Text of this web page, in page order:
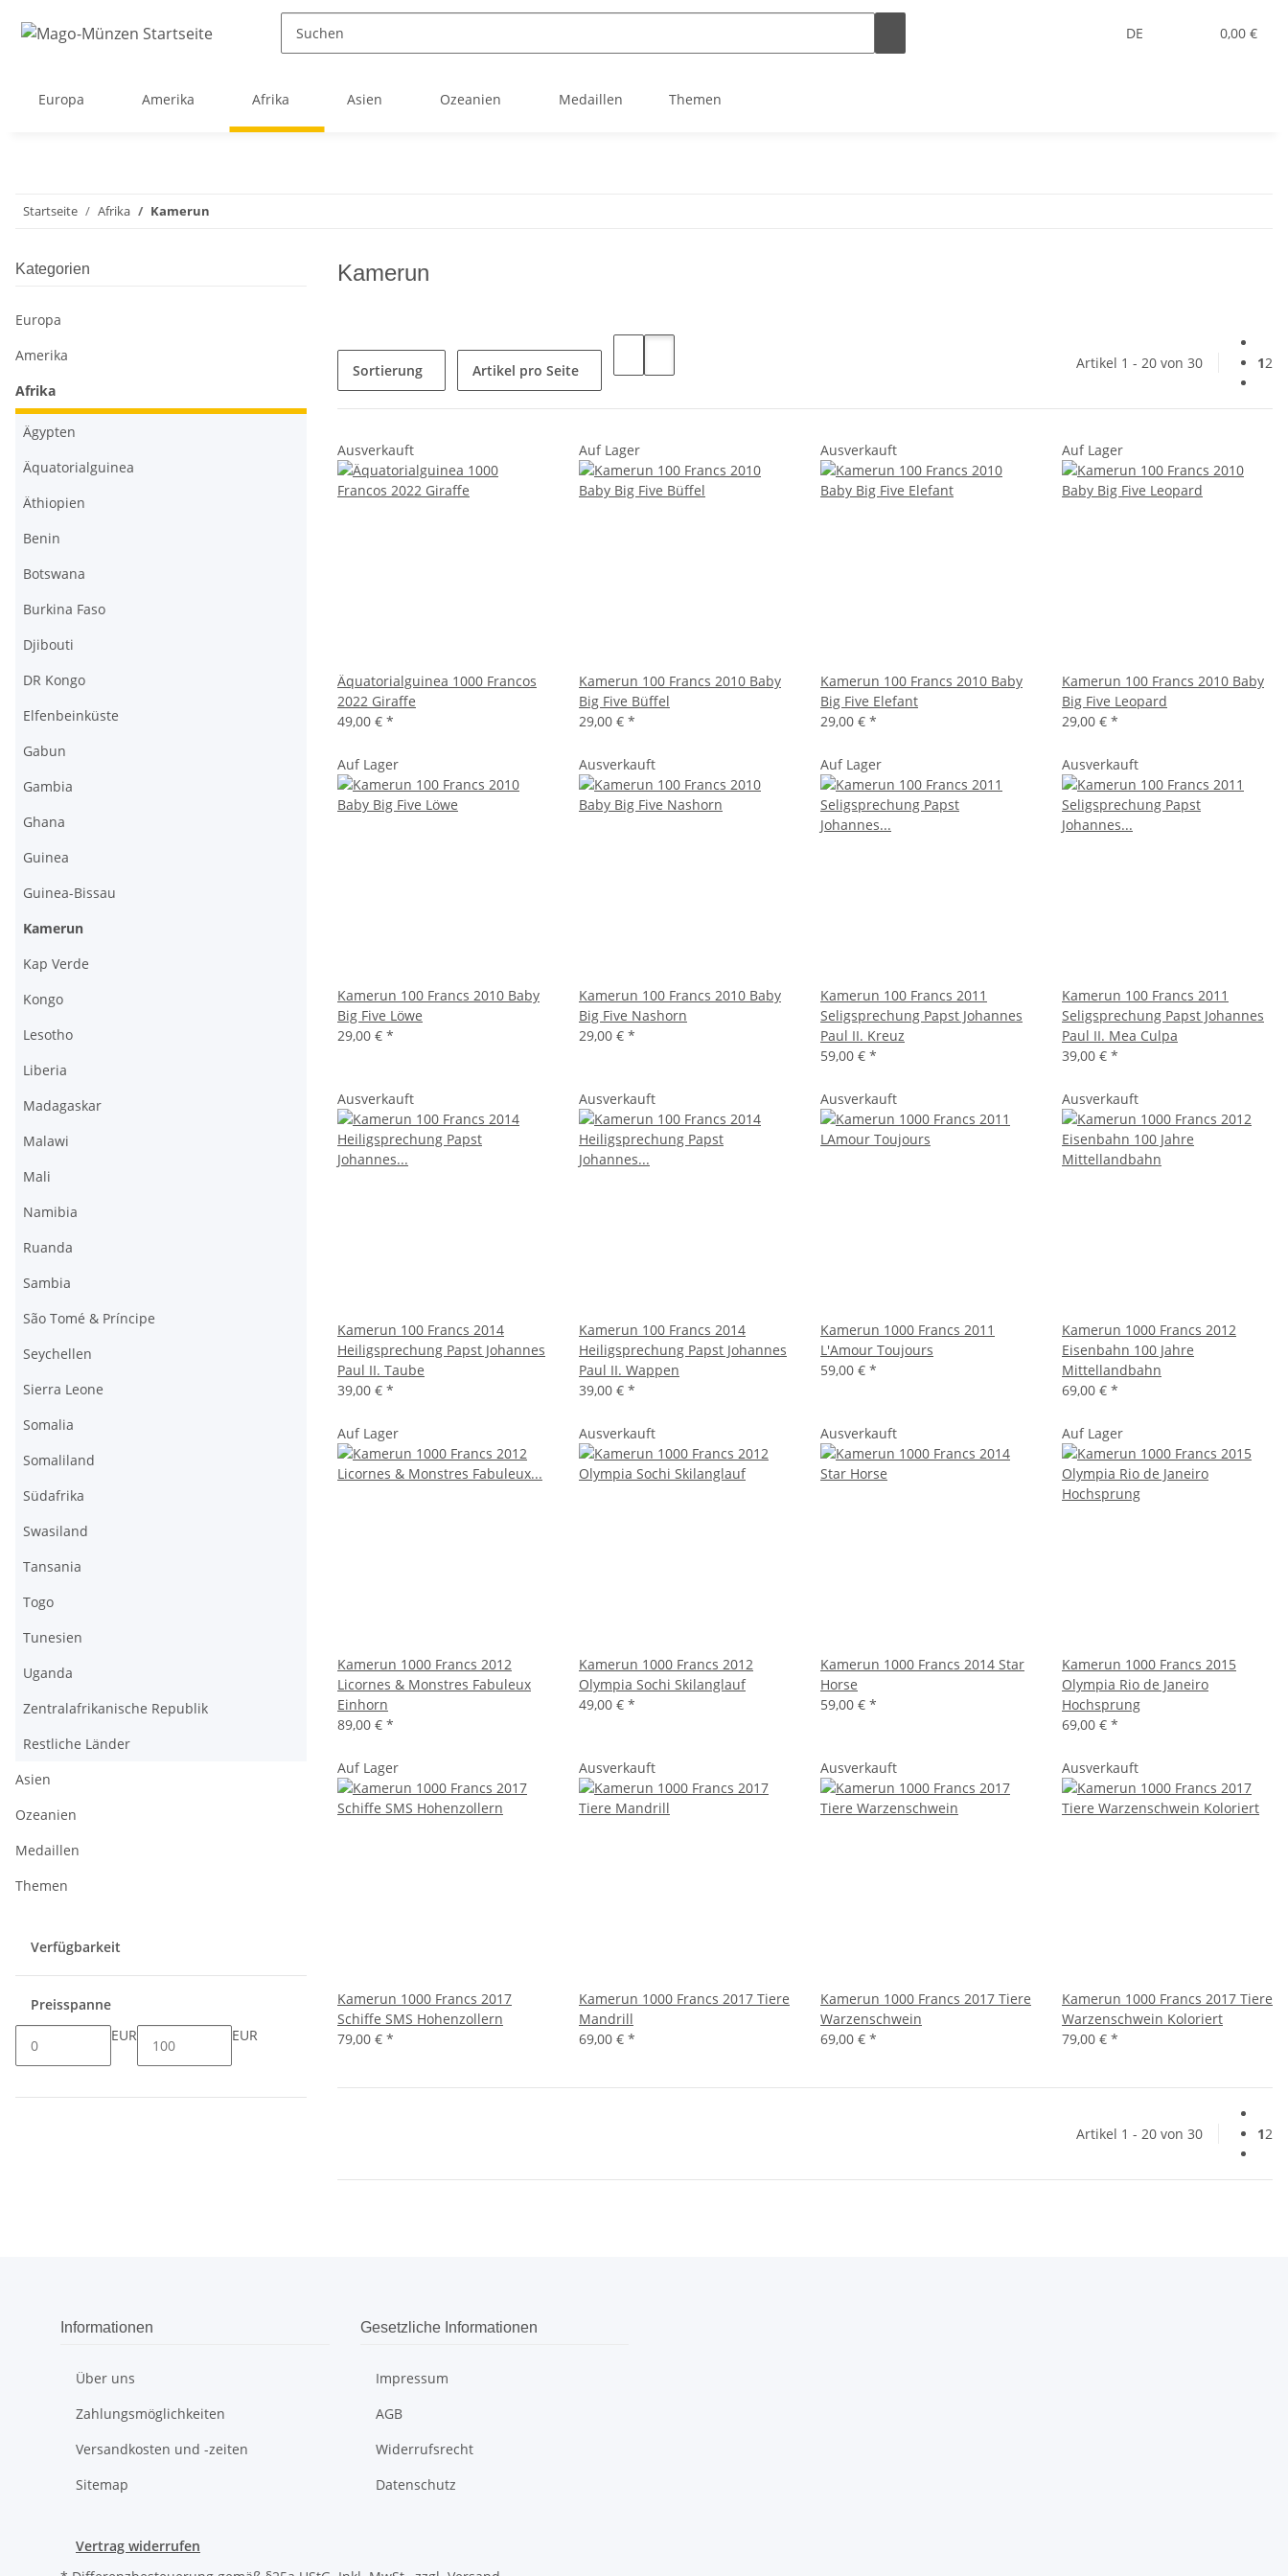
DE 0,00 €
Europa Amerika Afrika Asien Ozeanien Medaillen Themen
Startseite Afrika Kamerun
Kamerun
Sortierung Artikel pro Seite Artikel 1 - 20 von 30 12
Ausverkauft
Äquatorialguinea 1000 Francos
2022 Giraffe
49,00 € *
Auf Lager
Kamerun 100 Francs 2010 Baby
Big Five Büffel
29,00 € *
Ausverkauft
Kamerun 100 Francs 2010 Baby
Big Five Elefant
29,00 € *
Auf Lager
Kamerun 100 Francs 2010 Baby
Big Five Leopard
29,00 € *
Auf Lager
Kamerun 100 Francs 2010 Baby
Big Five Löwe
29,00 € *
Ausverkauft
Kamerun 100 Francs 2010 Baby
Big Five Nashorn
29,00 € *
Auf Lager
Kamerun 100 Francs 2011
Seligsprechung Papst Johannes
Paul II. Kreuz
59,00 € *
Ausverkauft
Kamerun 100 Francs 2011
Seligsprechung Papst Johannes
Paul II. Mea Culpa
39,00 € *
Ausverkauft
Kamerun 100 Francs 2014
Heiligsprechung Papst Johannes
Paul II. Taube
39,00 € *
Ausverkauft
Kamerun 100 Francs 2014
Heiligsprechung Papst Johannes
Paul II. Wappen
39,00 € *
Ausverkauft
Kamerun 1000 Francs 2011
L'Amour Toujours
59,00 € *
Ausverkauft
Kamerun 1000 Francs 2012
Eisenbahn 100 Jahre
Mittellandbahn
69,00 € *
Auf Lager
Kamerun 1000 Francs 2012
Licornes & Monstres Fabuleux
Einhorn
89,00 € *
Ausverkauft
Kamerun 1000 Francs 2012
Olympia Sochi Skilanglauf
49,00 € *
Ausverkauft
Kamerun 1000 Francs 2014 Star
Horse
59,00 € *
Auf Lager
Kamerun 1000 Francs 2015
Olympia Rio de Janeiro
Hochsprung
69,00 € *
Auf Lager
Kamerun 1000 Francs 2017
Schiffe SMS Hohenzollern
79,00 € *
Ausverkauft
Kamerun 1000 Francs 2017 Tiere
Mandrill
69,00 € *
Ausverkauft
Kamerun 1000 Francs 2017 Tiere
Warzenschwein
69,00 € *
Ausverkauft
Kamerun 1000 Francs 2017 Tiere
Warzenschwein Koloriert
79,00 € *
Artikel 1 - 20 von 30 12
Kategorien
Europa
Amerika
Afrika
Ägypten
Äquatorialguinea
Äthiopien
Benin
Botswana
Burkina Faso
Djibouti
DR Kongo
Elfenbeinküste
Gabun
Gambia
Ghana
Guinea
Guinea-Bissau
Kamerun
Kap Verde
Kongo
Lesotho
Liberia
Madagaskar
Malawi
Mali
Namibia
Ruanda
Sambia
São Tomé & Príncipe
Seychellen
Sierra Leone
Somalia
Somaliland
Südafrika
Swasiland
Tansania
Togo
Tunesien
Uganda
Zentralafrikanische Republik
Restliche Länder
Asien
Ozeanien
Medaillen
Themen
Verfügbarkeit
Preisspanne
EUR
EUR
Informationen
Über uns
Zahlungsmöglichkeiten
Versandkosten und -zeiten
Sitemap
Gesetzliche Informationen
Impressum
AGB
Widerrufsrecht
Datenschutz
Vertrag widerrufen